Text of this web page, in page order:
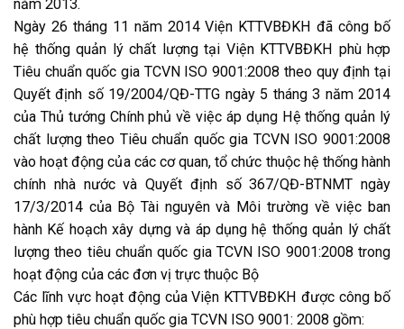
năm 2013.
Ngày 26 tháng 11 năm 2014 Viện KTTVBĐKH đã công bố
hệ thống quản lý chất lượng tại Viện KTTVBĐKH phù hợp
Tiêu chuẩn quốc gia TCVN ISO 9001:2008 theo quy định tại
Quyết định số 19/2004/QĐ-TTG ngày 5 tháng 3 năm 2014
của Thủ tướng Chính phủ về việc áp dụng Hệ thống quản lý
chất lượng theo Tiêu chuẩn quốc gia TCVN ISO 9001:2008
vào hoạt động của các cơ quan, tổ chức thuộc hệ thống hành
chính nhà nước và Quyết định số 367/QĐ-BTNMT ngày
17/3/2014 của Bộ Tài nguyên và Môi trường về việc ban
hành Kế hoạch xây dựng và áp dụng hệ thống quản lý chất
lượng theo tiêu chuẩn quốc gia TCVN ISO 9001:2008 trong
hoạt động của các đơn vị trực thuộc Bộ
Các lĩnh vực hoạt động của Viện KTTVBĐKH được công bố
phù hợp tiêu chuẩn quốc gia TCVN ISO 9001: 2008 gồm: